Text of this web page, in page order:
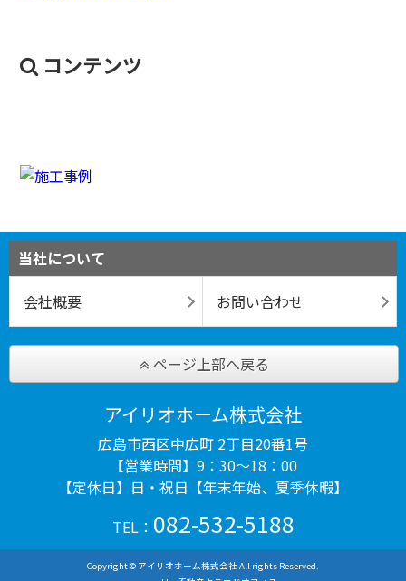
コンテンツ
当社について
会社概要
お問い合わせ
ページ上部へ戻る
アイリオホーム株式会社
広島市西区中広町 2丁目20番1号
【営業時間】9：30～18：00
【定休日】日・祝日【年末年始、夏季休暇】
TEL： 082-532-5188
Copyright © アイリオホーム株式会社 All rights Reserved.